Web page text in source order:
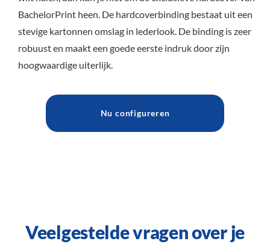
BachelorPrint heen. De hardcoverbinding bestaat uit een
stevige kartonnen omslag in lederlook. De binding is zeer
robuust en maakt een goede eerste indruk door zijn
hoogwaardige uiterlijk.
Nu configureren
Veelgestelde vragen over je